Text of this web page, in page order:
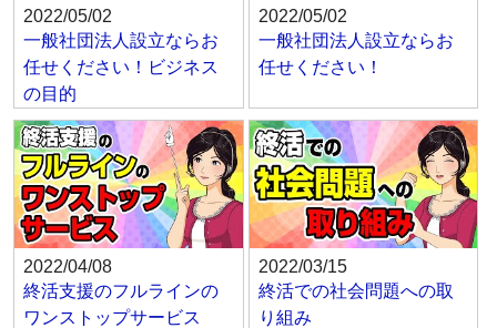
2022/05/02
一般社団法人設立ならお
任せください！ビジネス
の目的
2022/05/02
一般社団法人設立ならお
任せください！
2022/04/08
終活支援のフルラインの
ワンストップサービス
2022/03/15
終活での社会問題への取
り組み